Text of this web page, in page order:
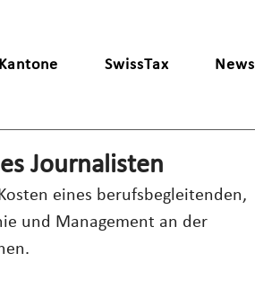
Kantone SwissTax News
Journalisten
eines berufsbegleitenden,
und Management an der